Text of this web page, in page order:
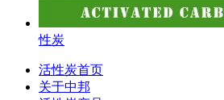
性炭
活性炭首页
关于中邦